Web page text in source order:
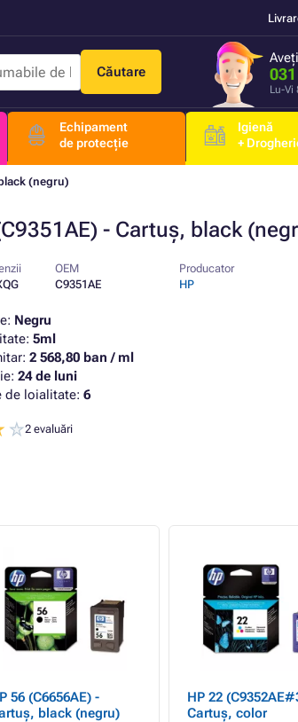
Căutare
Lu-Vi
Echipament
de protecție
Igienă
+
(negru)
- Cartuș, black
OEM
C9351AE
Producator
HP
Negru
5ml
2 568,80 ban / ml
24 de luni
de loialitate: 6
2 evaluări
56 (C6656AE) -
black (negru)
HP 22
Cartuș, color